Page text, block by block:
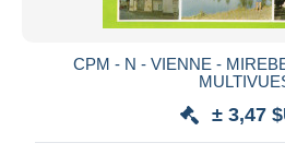
CPM - N - VIENNE -
± 3,47